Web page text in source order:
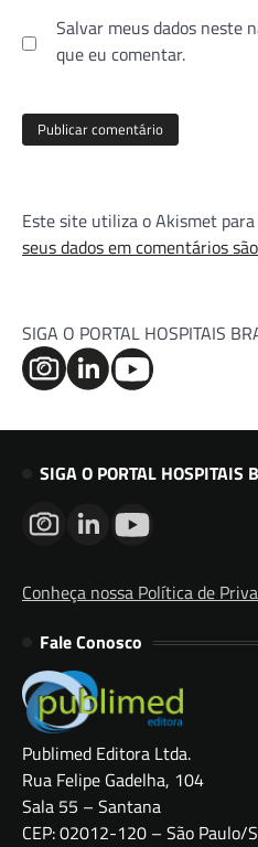
Salvar meus dados neste
que eu comentar.
Este site utiliza o Akismet
seus dados em comentários
SIGA O PORTAL HOSPITAIS
SIGA O PORTAL HOSPITAIS
Conheça nossa Política de
Fale Conosco
Publimed Editora Ltda.
Rua Felipe Gadelha, 104
Sala 55 – Santana
CEP: 02012-120 – São Paulo/